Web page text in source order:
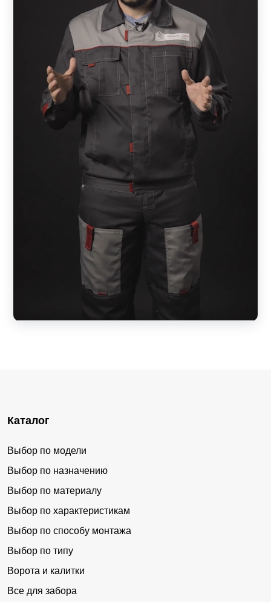
Каталог
Выбор по модели
Выбор по назначению
Выбор по материалу
Выбор по характеристикам
Выбор по способу монтажа
Выбор по типу
Ворота и калитки
Все для забора